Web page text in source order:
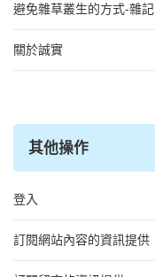
避免雜草叢生的方式-雜記
關於誠實
其他操作
登入
訂閱網站內容的資訊提供